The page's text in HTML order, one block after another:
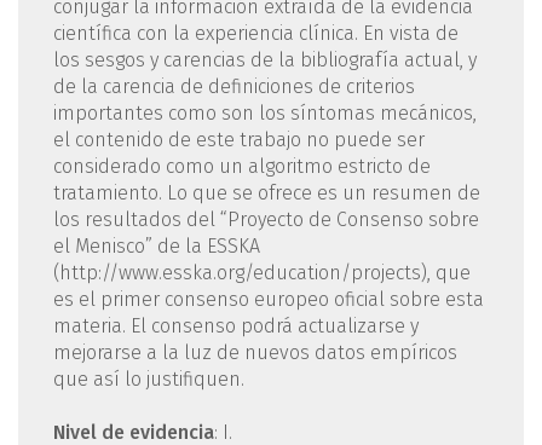
conjugar la información extraída de la evidencia
científica con la experiencia clínica. En vista de
los sesgos y carencias de la bibliografía actual, y
de la carencia de definiciones de criterios
importantes como son los síntomas mecánicos,
el contenido de este trabajo no puede ser
considerado como un algoritmo estricto de
tratamiento. Lo que se ofrece es un resumen de
los resultados del “Proyecto de Consenso sobre
el Menisco” de la ESSKA
(http://www.esska.org/education/projects), que
es el primer consenso europeo oficial sobre esta
materia. El consenso podrá actualizarse y
mejorarse a la luz de nuevos datos empíricos
que así lo justifiquen.
Nivel de evidencia: I.